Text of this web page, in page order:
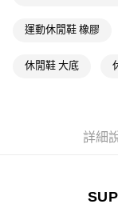
付款後萊爾富取貨
7-11取貨付款
每筆NT$80，滿
每筆NT$80，滿
運動休閒鞋 橡膠
休閒鞋 大底
詳細